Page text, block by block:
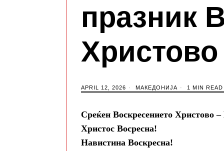
празник
APRIL 12, 2026 МАКЕДОНИЈА 1 MIN READ
Среќен Воскресението Христово –
Христос Восресна!
Навистина Воскресна!